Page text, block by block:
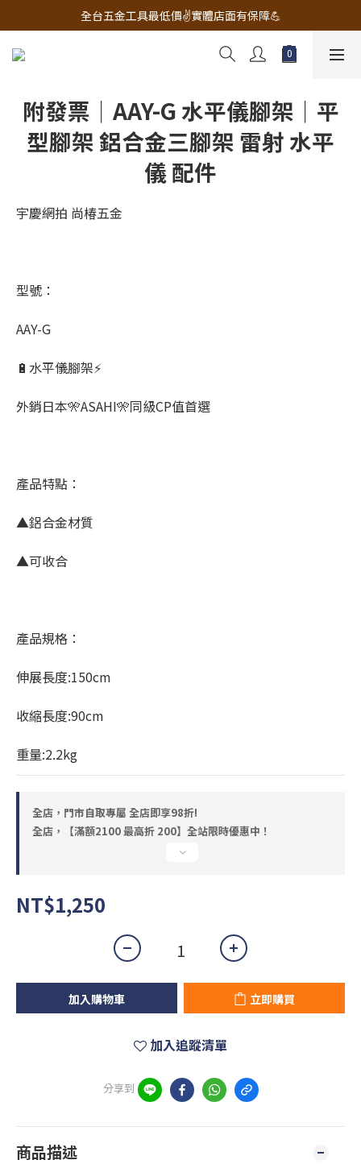
🔧電動工具&五金唯一首選 宇慶五金網拍🔧
全台五金工具最低價✌️實體店面有保障💪
配有專業維修部門🔧品質保修一年📌
附發票｜AAY-G 水平儀腳架｜平
型腳架 鋁合金三腳架 雷射 水平
儀 配件
宇慶網拍 尚椿五金
型號：
AAY-G
🔋水平儀腳架⚡
外銷日本🎌ASAHI🎌同級CP值首選
產品特點：
▲鋁合金材質
▲可收合
產品規格：
伸展長度:150cm
收縮長度:90cm
重量:2.2kg
全店，門市自取專屬 全店即享98折!
全店，【滿額2100 最高折 200】全站限時優惠中！
NT$1,250
加入購物車 立即購買
加入追蹤清單
分享到
商品描述